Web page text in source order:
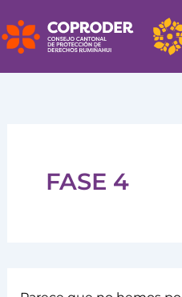
al
contenido
FASE 4
por: